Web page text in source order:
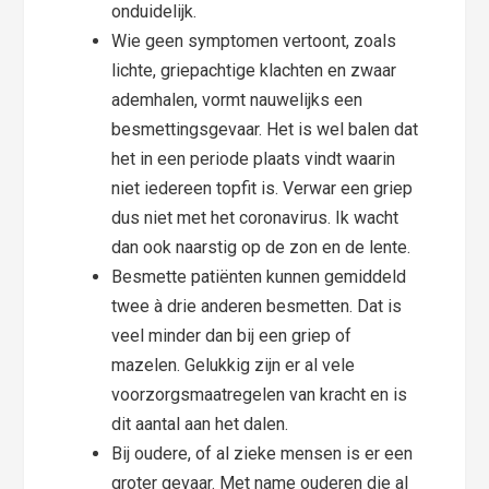
onduidelijk.
Wie geen symptomen vertoont, zoals
lichte, griepachtige klachten en zwaar
ademhalen, vormt nauwelijks een
besmettingsgevaar. Het is wel balen dat
het in een periode plaats vindt waarin
niet iedereen topfit is. Verwar een griep
dus niet met het coronavirus. Ik wacht
dan ook naarstig op de zon en de lente.
Besmette patiënten kunnen gemiddeld
twee à drie anderen besmetten. Dat is
veel minder dan bij een griep of
mazelen. Gelukkig zijn er al vele
voorzorgsmaatregelen van kracht en is
dit aantal aan het dalen.
Bij oudere, of al zieke mensen is er een
groter gevaar. Met name ouderen die al